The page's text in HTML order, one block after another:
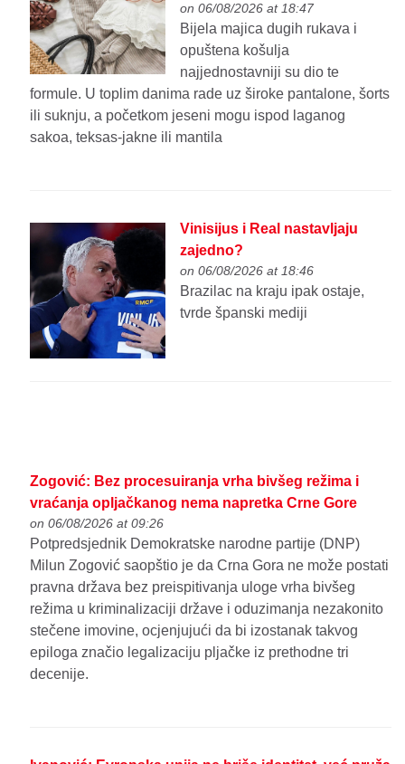
on 06/08/2026 at 18:47
Bijela majica dugih rukava i
opuštena košulja
najjednostavniji su dio te
formule. U toplim danima rade uz široke pantalone, šorts
ili suknju, a početkom jeseni mogu ispod laganog
sakoa, teksas-jakne ili mantila
Vinisijus i Real nastavljaju
zajedno?
on 06/08/2026 at 18:46
Brazilac na kraju ipak ostaje,
tvrde španski mediji
Zogović: Bez procesuiranja vrha bivšeg režima i
vraćanja opljačkanog nema napretka Crne Gore
on 06/08/2026 at 09:26
Potpredsjednik Demokratske narodne partije (DNP)
Milun Zogović saopštio je da Crna Gora ne može postati
pravna država bez preispitivanja uloge vrha bivšeg
režima u kriminalizaciji države i oduzimanja nezakonito
stečene imovine, ocjenjujući da bi izostanak takvog
epiloga značio legalizaciju pljačke iz prethodne tri
decenije.